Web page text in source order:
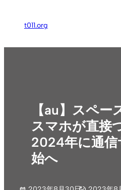
ス
t011.org
【au】スペー
スマホが直接
2024年に通信
始へ